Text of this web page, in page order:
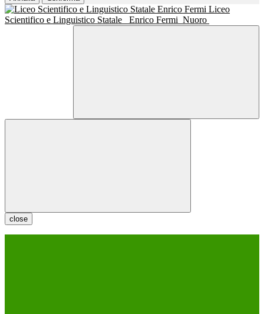
Liceo
Scientifico e Linguistico Statale
Enrico Fermi Nuoro
close